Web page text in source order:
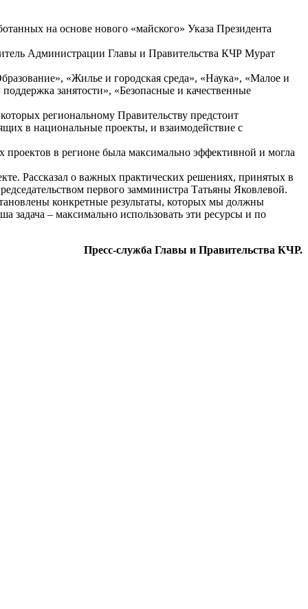
на основе нового «майского» Указа Президента
Администрации Главы и Правительства КЧР Мурат
«Жилье и городская среда», «Наука», «Малое и
занятости», «Безопасные и качественные
региональному Правительству предстоит
в национальные проекты, и взаимодействие с
проектов в регионе была максимально эффективной и могла
Рассказал о важных практических решениях, принятых в
первого замминистра Татьяны Яковлевой.
конкретные результаты, которых мы должны
задача – максимально использовать эти ресурсы и по
Пресс-служба Главы и Правительства КЧР.